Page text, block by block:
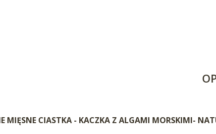
MIĘSNE CIASTKA - KACZKA Z ALGAMI MORSKIMI-